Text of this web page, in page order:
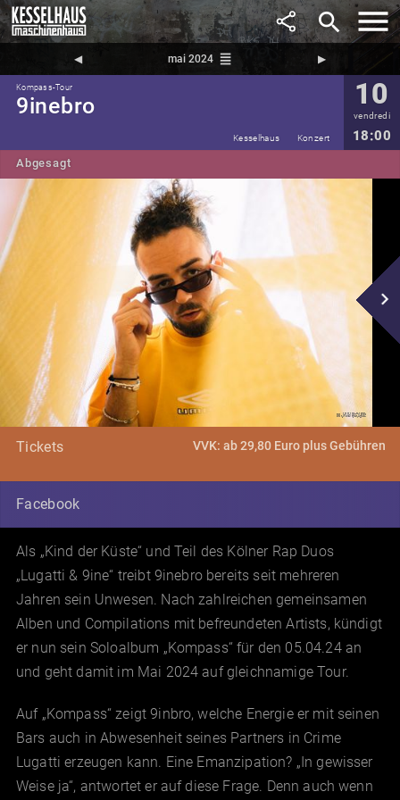
search
◀︎ mai 2024 reorder ▶︎
Kompass-Tour
9inebro 10
vendredi
18:00
Kesselhaus Konzert
Abgesagt
navigate_next
©Jan Sour
Tickets VVK: ab 29,80 Euro plus Gebühren
Facebook
Als „Kind der Küste“ und Teil des Kölner Rap Duos
„Lugatti & 9ine“ treibt 9inebro bereits seit mehreren
Jahren sein Unwesen. Nach zahlreichen gemeinsamen
Alben und Compilations mit befreundeten Artists, kündigt
er nun sein Soloalbum „Kompass“ für den 05.04.24 an
und geht damit im Mai 2024 auf gleichnamige Tour.
Auf „Kompass“ zeigt 9inbro, welche Energie er mit seinen
Bars auch in Abwesenheit seines Partners in Crime
Lugatti erzeugen kann. Eine Emanzipation? „In gewisser
Weise ja“, antwortet er auf diese Frage. Denn auch wenn